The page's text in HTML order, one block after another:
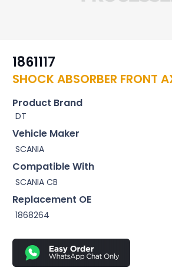
1861117
SHOCK ABSORBER FRONT
Product Brand
DT
Vehicle Maker
SCANIA
Compatible With
SCANIA CB
Replacement OE
1868264